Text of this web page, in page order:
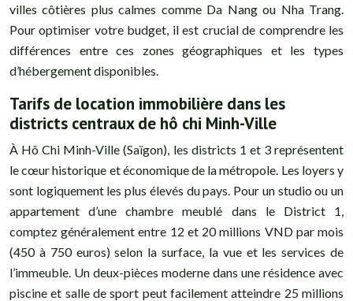
villes côtières plus calmes comme Da Nang ou Nha Trang.
Pour optimiser votre budget, il est crucial de comprendre les
différences entre ces zones géographiques et les types
d’hébergement disponibles.
Tarifs de location immobilière dans les
districts centraux de hô chi Minh-Ville
À Hô Chi Minh-Ville (Saïgon), les districts 1 et 3 représentent
le cœur historique et économique de la métropole. Les loyers y
sont logiquement les plus élevés du pays. Pour un studio ou un
appartement d’une chambre meublé dans le District 1,
comptez généralement entre 12 et 20 millions VND par mois
(450 à 750 euros) selon la surface, la vue et les services de
l’immeuble. Un deux-pièces moderne dans une résidence avec
piscine et salle de sport peut facilement atteindre 25 millions